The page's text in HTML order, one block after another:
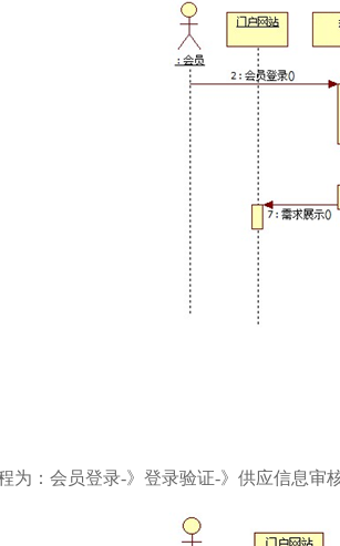
为：会员登录-》登录验证-》供应信息审